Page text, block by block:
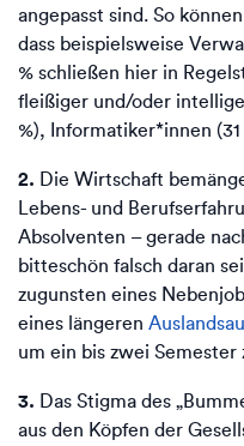
angepasst sind. So
dass beispielsweise
% schließen hier in
fleißiger und/oder
%), Informatiker*innen
2. Die Wirtschaft
Lebens- und
Absolventen – gerade
bitteschön falsch daran
zugunsten eines
eines längeren
um ein bis zwei
3. Das Stigma des
aus den Köpfen der